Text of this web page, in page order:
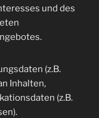
und des
(z.B.
Inhalten,
(z.B.